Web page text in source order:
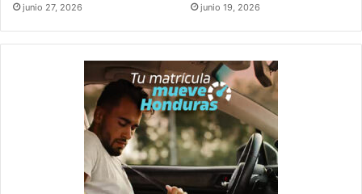
junio 27, 2026 junio 19, 2026